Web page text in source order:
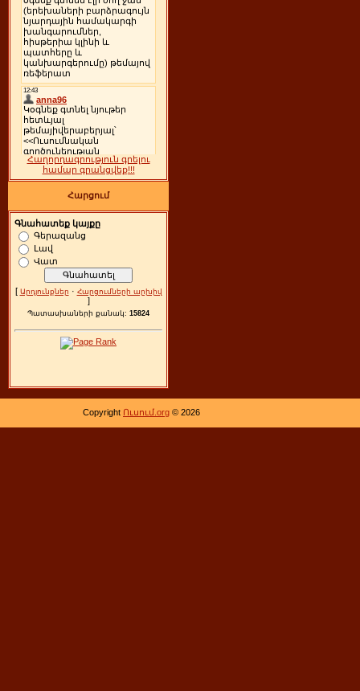
Հաղորդագրություն գրելու
համար գրանցվեք!!!
Հարցում
Գնահատեք կայքը
Գերազանց
Լավ
Վատ
[ Արդյունքներ · Հարցումների արխիվ
]
Պատասխաների քանակ: 15824
Copyright Ուսում.org © 2026